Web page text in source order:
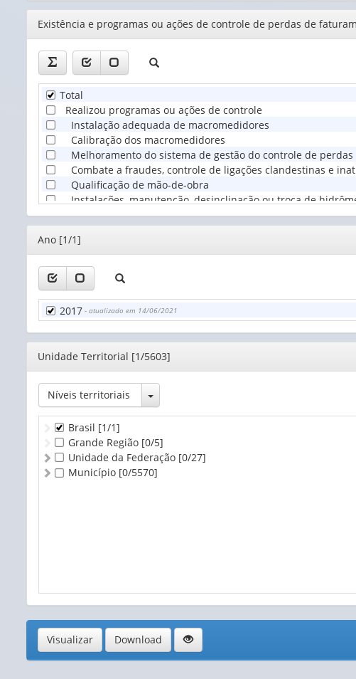
Editor
Existência e programas ou ações de controle de perdas de
Total
Realizou programas ou ações de controle
Instalação adequada de macromedidores
Calibração dos macromedidores
Melhoramento do sistema de gestão do controle de perdas
Combate a fraudes, controle de ligações clandestinas e
Qualificação de mão-de-obra
Instalações, manutenção, desinclinação ou troca de
Outro(s)
Não realizou programas e ações de controle
Editor
Ano [1/1]
2017 - atualizado em 14/06/2021
Editor
Unidade Territorial [1/5603]
Níveis territoriais Toggle Dropdown
Brasil [1/1]
Grande Região [0/5]
Unidade da Federação [0/27]
Município [0/5570]
Visualizar Download